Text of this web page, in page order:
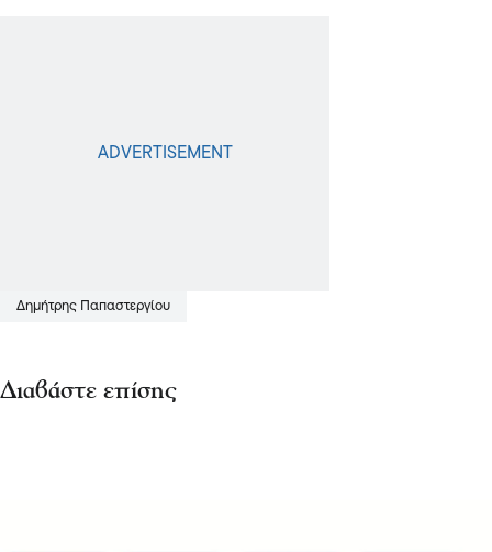
Δημήτρης Παπαστεργίου
Διαβάστε επίσης